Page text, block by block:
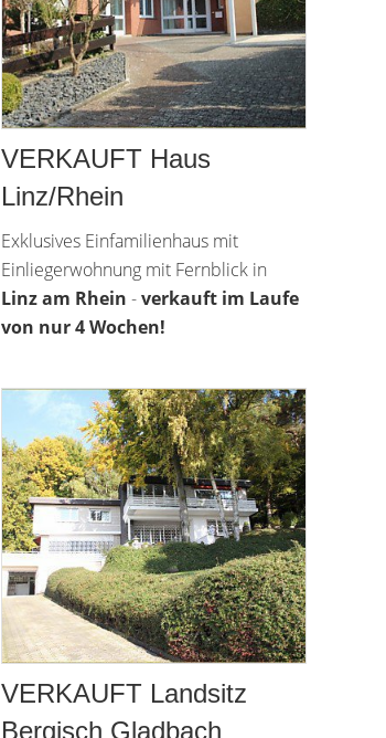
VERKAUFT Haus
Linz/Rhein
Exklusives Einfamilienhaus mit
Einliegerwohnung mit Fernblick in
Linz am Rhein -verkauft im Laufe
von nur 4 Wochen!
VERKAUFT Landsitz
Bergisch Gladbach